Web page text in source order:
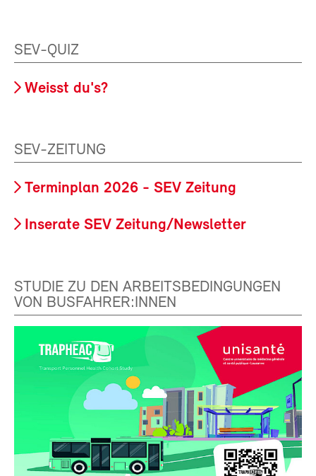
SEV-QUIZ
Weisst du's?
SEV-ZEITUNG
Terminplan 2026 - SEV Zeitung
Inserate SEV Zeitung/Newsletter
STUDIE ZU DEN ARBEITSBEDINGUNGEN
VON BUSFAHRER:INNEN